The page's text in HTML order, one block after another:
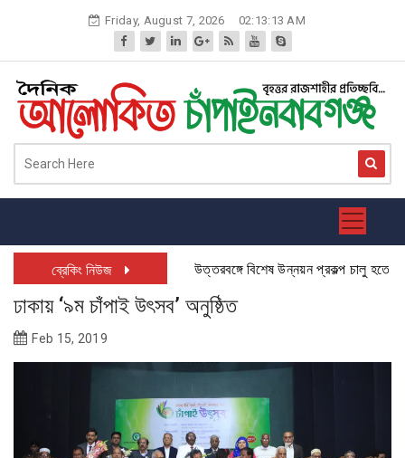
Friday, August 7, 2026 02:13:14 AM
ব্রেকিং নিউজ উত্তরবঙ্গে বিশেষ উন্নয়ন প্রকল্প চালু হতে
ঢাকায় ‘৯ম চাঁপাই উৎসব’ অনুষ্ঠিত
Feb 15, 2019